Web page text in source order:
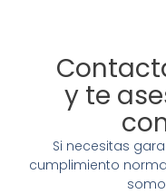
y te
Si necesitas
cumplimiento